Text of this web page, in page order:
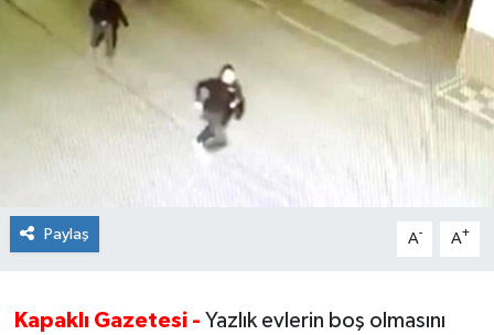
Paylaş A- A+
Kapaklı Gazetesi - Yazlık evlerin boş olmasını
Sağlık
Teknoloji